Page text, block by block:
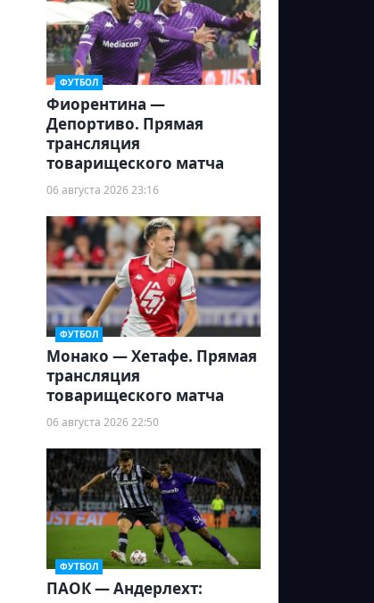
ФУТБОЛ
Фиорентина —
Депортиво. Прямая
трансляция
товарищеского матча
06 августа 2026 23:16
ФУТБОЛ
Монако — Хетафе. Прямая
трансляция
товарищеского матча
06 августа 2026 22:50
ФУТБОЛ
ПАОК — Андерлехт: